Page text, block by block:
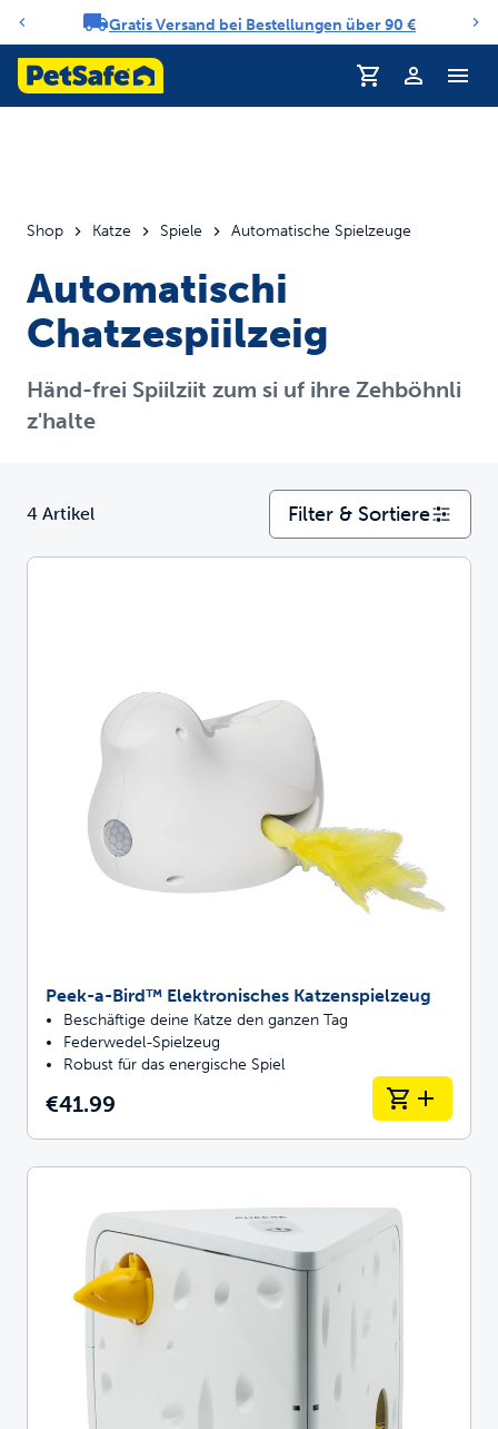
Benachrichtigungs-Karussell
Gratis Versand bei Bestellungen über 90 €
Profil
Shop Katze Spiele Automatische Spielzeuge
Automatischi
Chatzespiilzeig
Händ-frei Spiilziit zum si uf ihre Zehböhnli
z'halte
4 Artikel Filter & Sortiere
Peek-a-Bird™ Elektronisches Katzenspielzeug
Beschäftige deine Katze den ganzen Tag
Federwedel-Spielzeug
Robust für das energische Spiel
€41.99